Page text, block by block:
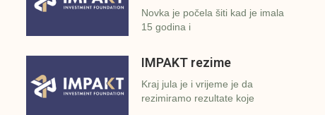
Novka je počela šiti kad je imala
15 godina i
IMPAKT rezime
Kraj jula je i vrijeme je da
rezimiramo rezultate koje